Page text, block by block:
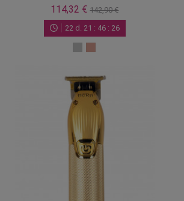
114,32 €142,90 €
22d. 21 : 46: 25